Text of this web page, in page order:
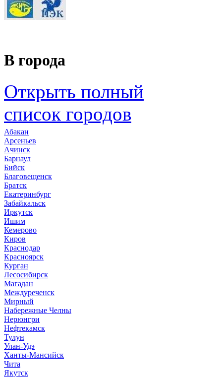
В города
Открыть полный
список городов
Абакан
Арсеньев
Ачинск
Барнаул
Бийск
Благовещенск
Братск
Екатеринбург
Забайкальск
Иркутск
Ишим
Кемерово
Киров
Краснодар
Красноярск
Курган
Лесосибирск
Магадан
Междуреченск
Мирный
Набережные Челны
Нерюнгри
Нефтекамск
Тулун
Улан-Удэ
Ханты-Мансийск
Чита
Якутск